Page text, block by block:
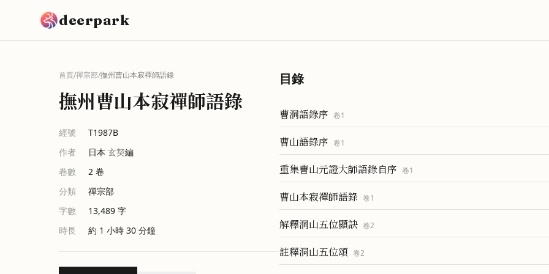
deerpark
首頁/禪宗部/撫州曹山本寂禪師語錄
撫州曹山本寂禪師語錄
經號
T1987B
作者
日本 玄契編
卷數
2 卷
分類
禪宗部
字數
13,489 字
時長
約 1 小時 30 分鐘
目錄
曹洞語錄序 卷1
曹山語錄序 卷1
重集曹山元證大師語錄自序 卷1
曹山本寂禪師語錄 卷1
解釋洞山五位顯訣 卷2
註釋洞山五位頌 卷2